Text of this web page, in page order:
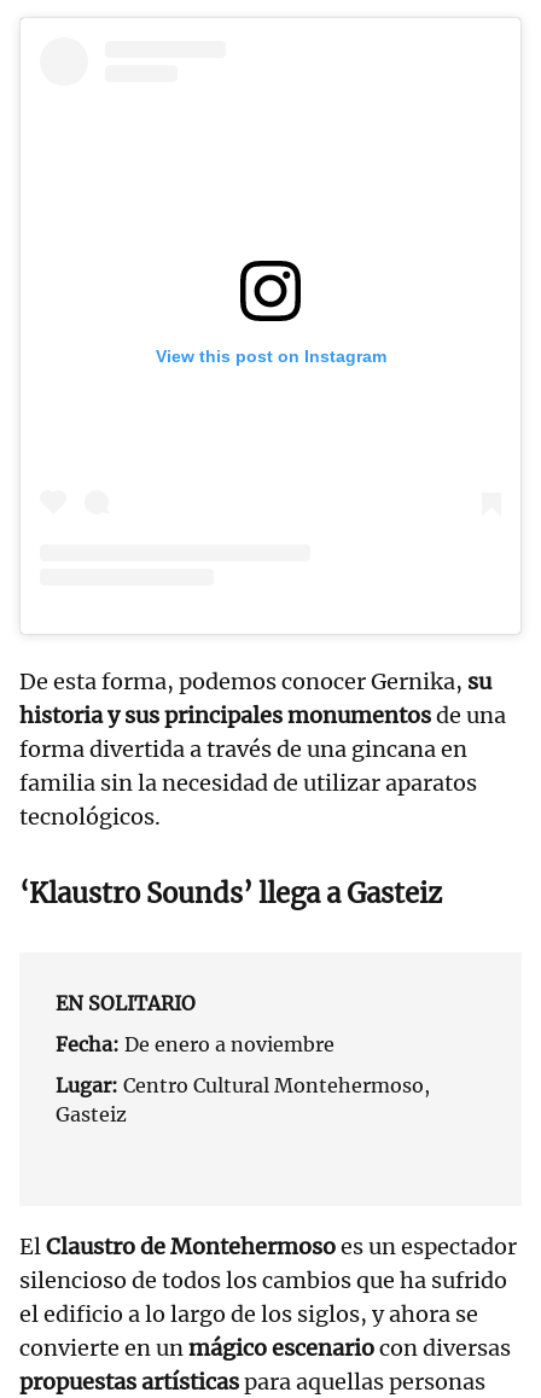
View this post on Instagram
De esta forma, podemos conocer Gernika, su
historia y sus principales monumentosde una
forma divertida a través de una gincana en
familia sin la necesidad de utilizar aparatos
tecnológicos.
‘Klaustro Sounds’ llega a Gasteiz
EN SOLITARIO
Fecha: De enero a noviembre
Lugar: Centro Cultural Montehermoso,
Gasteiz
ElClaustro de Montehermosoes un espectador
silencioso de todos los cambios que ha sufrido
el edificio a lo largo de los siglos, y ahora se
convierte en unmágico escenariocon diversas
propuestas artísticaspara aquellas personas